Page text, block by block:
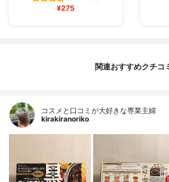
¥275
関連おすすめクチコ
コスメと口コミが大好きな専業主婦
kirakiranoriko